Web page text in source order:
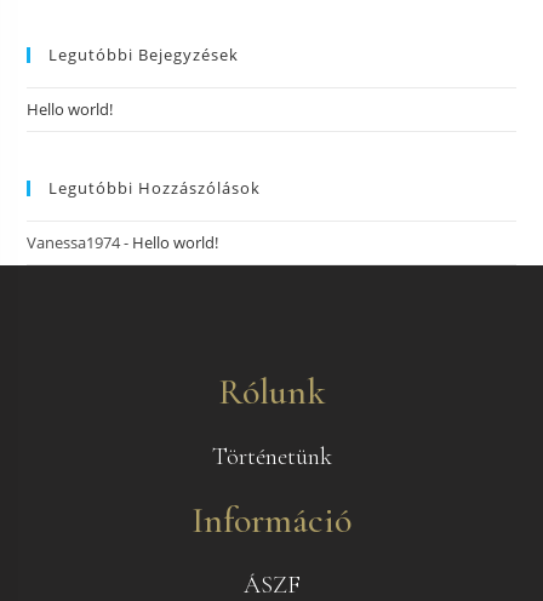
Legutóbbi Bejegyzések
Hello world!
Legutóbbi Hozzászólások
Vanessa1974- Hello world!
Rólunk
Történetünk
Információ
ÁSZF